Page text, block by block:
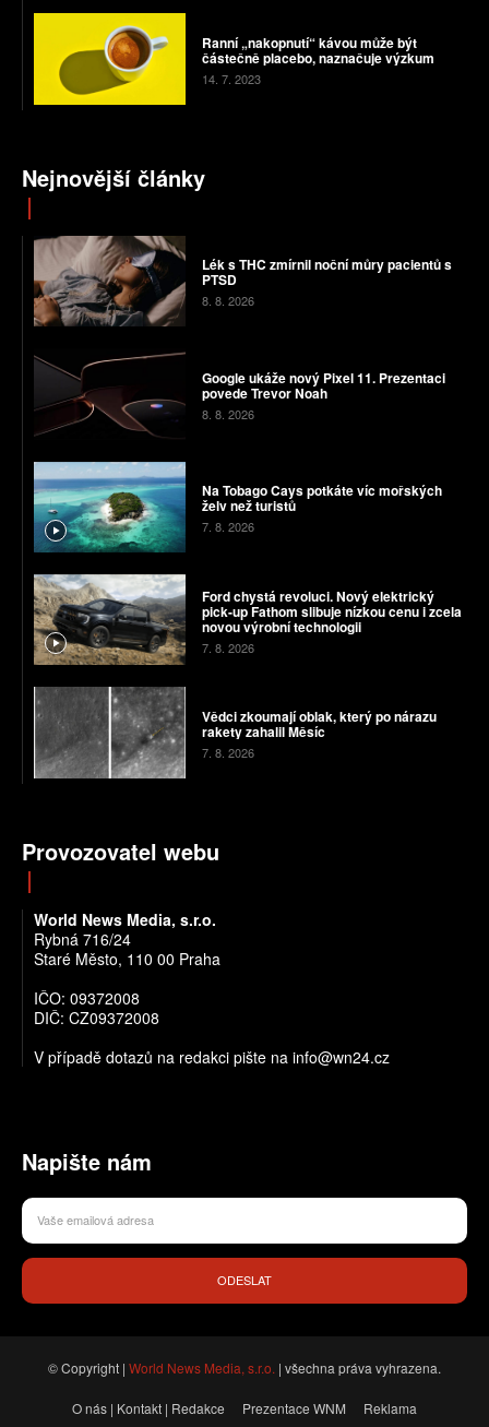
Ranní „nakopnutí“ kávou může být
částečně placebo, naznačuje výzkum
14. 7. 2023
Nejnovější články
Lék s THC zmírnil noční můry pacientů s
PTSD
8. 8. 2026
Google ukáže nový Pixel 11. Prezentaci
povede Trevor Noah
8. 8. 2026
Na Tobago Cays potkáte víc mořských
želv než turistů
7. 8. 2026
Ford chystá revoluci. Nový elektrický
pick-up Fathom slibuje nízkou cenu i zcela
novou výrobní technologii
7. 8. 2026
Vědci zkoumají oblak, který po nárazu
rakety zahalil Měsíc
7. 8. 2026
Provozovatel webu
World News Media, s.r.o.
Rybná 716/24
Staré Město, 110 00 Praha
IČO: 09372008
DIČ: CZ09372008
V případě dotazů na redakci pište na info@wn24.cz
Napište nám
ODESLAT
© Copyright | World News Media, s.r.o. | všechna práva vyhrazena.
O nás | Kontakt | Redakce Prezentace WNM
Reklama